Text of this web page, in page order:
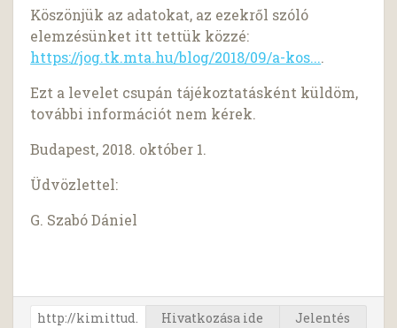
Köszönjük az adatokat, az ezekről szóló
elemzésünket itt tettük közzé:
https://jog.tk.mta.hu/blog/2018/09/a-kos....
Ezt a levelet csupán tájékoztatásként küldöm,
további információt nem kérek.
Budapest, 2018. október 1.
Üdvözlettel:
G. Szabó Dániel
Hivatkozása ide Jelentés